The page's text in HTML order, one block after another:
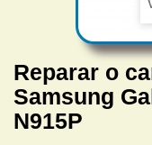
Reparar o
Samsung
N915P